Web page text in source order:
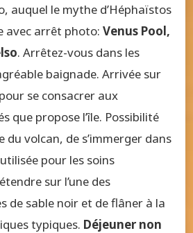
auquel le mythe d’Héphaïstos
avec arrêt photo: Venus Pool,
. Arrêtez-vous dans les
baignade. Arrivée sur
se consacrer aux
que propose l’île. Possibilité
du volcan, de s’immerger dans
pour les soins
sur l’une des
de sable noir et de flâner à la
typiques. Déjeuner non